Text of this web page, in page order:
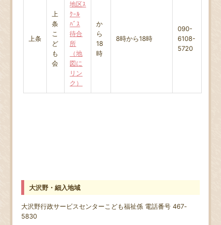
上条
上
条
こ
ど
も
会
地区ｽ
ｸｰﾙ
ﾊﾞｽ
待合
所
（地
図に
リン
ク）
か
ら
18
時
8時から18時
090-
6108-
5720
大沢野・細入地域
大沢野行政サービスセンターこども福祉係 電話番号 467-
5830